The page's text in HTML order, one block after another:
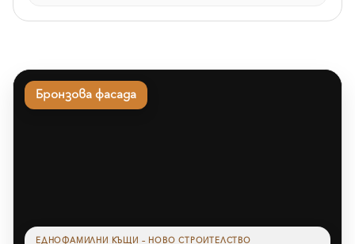
Бронзова фасада
ЕДНОФАМИЛНИ КЪЩИ – НОВО СТРОИТЕЛСТВО